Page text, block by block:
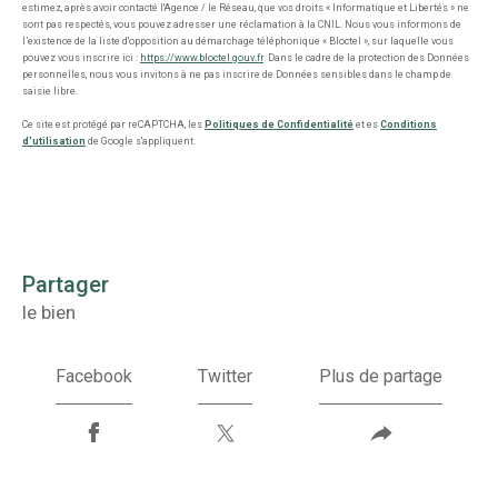
estimez, après avoir contacté l'Agence / le Réseau, que vos droits « Informatique et Libertés » ne
sont pas respectés, vous pouvez adresser une réclamation à la CNIL. Nous vous informons de
l’existence de la liste d'opposition au démarchage téléphonique « Bloctel », sur laquelle vous
pouvez vous inscrire ici : https://www.bloctel.gouv.fr. Dans le cadre de la protection des Données
personnelles, nous vous invitons à ne pas inscrire de Données sensibles dans le champ de
saisie libre.
Ce site est protégé par reCAPTCHA, les Politiques de Confidentialité et es Conditions
d'utilisation de Google s'appliquent.
partager
le bien
Facebook Twitter Plus de partage